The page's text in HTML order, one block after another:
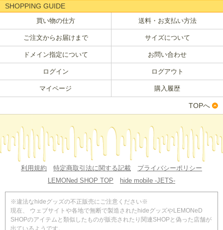
SHOPPING GUIDE
買い物の仕方 送料・お支払い方法
ご注文からお届けまで サイズについて
ドメイン指定について お問い合わせ
ログイン ログアウト
マイページ 購入履歴
TOPへ
利用規約 特定商取引法に関する記載
プライバシーポリシー
LEMONed SHOP TOP
hide mobile -JETS-
※違法なhideグッズの不正販売にご注意ください※
現在、 ウェブサイトや各地で無断で製造されたhideグッズやLEMONeD
SHOPのアイテムと類似したものが販売されたり関連SHOPと偽った店舗が
出ているようです。